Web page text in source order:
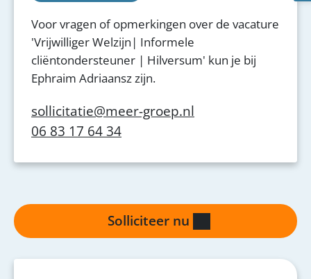
Voor vragen of opmerkingen over de vacature
'Vrijwilliger Welzijn| Informele
cliëntondersteuner | Hilversum' kun je bij
Ephraim Adriaansz zijn.
sollicitatie@meer-groep.nl
06 83 17 64 34
Solliciteer nu